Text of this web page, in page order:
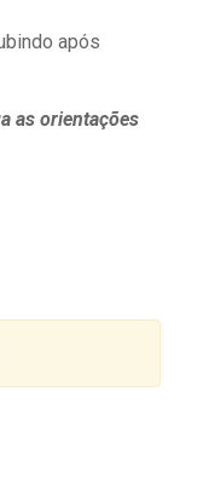
após
as orientações